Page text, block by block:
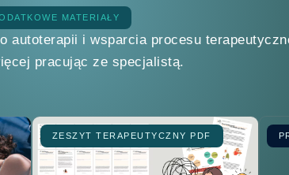
MATERIAŁY
autoterapii i wsparcia procesu
pracując ze specjalistą.
ZESZYT TERAPEUTYCZNY PDF